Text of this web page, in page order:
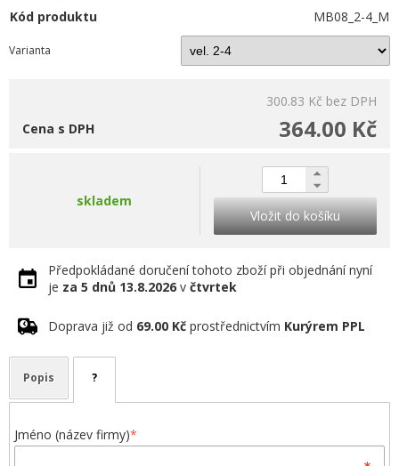
Kód produktu
MB08_2-4_M
Varianta
300.83 Kč bez DPH
364.00 Kč
Cena s DPH
skladem
Vložit do košíku
Předpokládané doručení tohoto zboží při objednání nyní
je za 5 dnů 13.8.2026 v čtvrtek
Doprava již od 69.00 Kč prostřednictvím Kurýrem PPL
Popis ?
Jméno (název firmy)*